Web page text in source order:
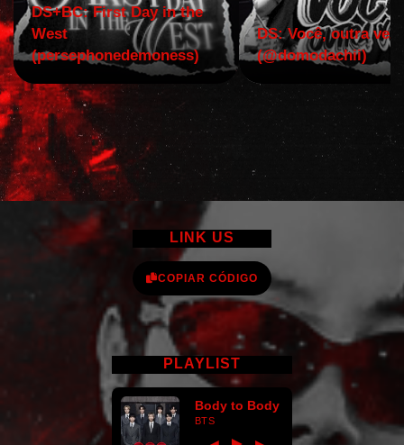
DS+BC: First Day in the
West
(persephonedemoness)
DS: Você, outra vez!
(@domodachii)
LINK US
COPIAR CÓDIGO
PLAYLIST
Body to Body
BTS